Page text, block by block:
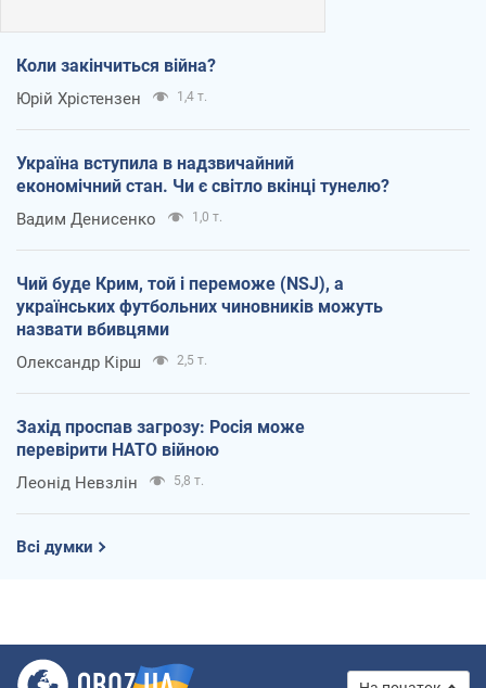
Коли закінчиться війна?
Юрій Хрістензен 1,4 т.
Україна вступила в надзвичайний
економічний стан. Чи є світло вкінці тунелю?
Вадим Денисенко 1,0 т.
Чий буде Крим, той і переможе (NSJ), а
українських футбольних чиновників можуть
назвати вбивцями
Олександр Кірш 2,5 т.
Захід проспав загрозу: Росія може
перевірити НАТО війною
Леонід Невзлін 5,8 т.
Всі думки